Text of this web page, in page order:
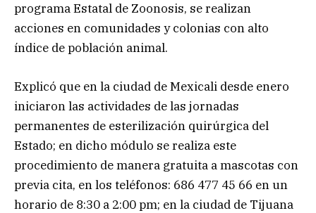
programa Estatal de Zoonosis, se realizan
acciones en comunidades y colonias con alto
índice de población animal.
Explicó que en la ciudad de Mexicali desde enero
iniciaron las actividades de las jornadas
permanentes de esterilización quirúrgica del
Estado; en dicho módulo se realiza este
procedimiento de manera gratuita a mascotas con
previa cita, en los teléfonos: 686 477 45 66 en un
horario de 8:30 a 2:00 pm; en la ciudad de Tijuana